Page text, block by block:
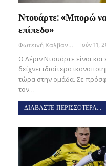
Ντουάρτε: «Μπορώ
επίπεδο»
Φωτεινή Χαλβαντζή Ιούν 11,
Ο Λέριν Ντουάρτε είναι
δείχνει ιδιαίτερα
τώρα στην ομάδα. Σε
τον…
ΔΙΑΒΑΣΤΕ ΠΕΡΙΣΣΟΤΕΡΑ...